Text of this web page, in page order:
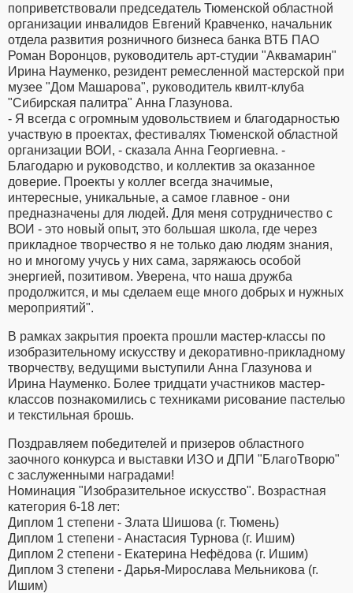
поприветствовали председатель Тюменской областной
организации инвалидов Евгений Кравченко, начальник
отдела развития розничного бизнеса банка ВТБ ПАО
Роман Воронцов, руководитель арт-студии "Аквамарин"
Ирина Науменко, резидент ремесленной мастерской при
музее "Дом Машарова", руководитель квилт-клуба
"Сибирская палитра" Анна Глазунова.
- Я всегда с огромным удовольствием и благодарностью
участвую в проектах, фестивалях Тюменской областной
организации ВОИ, - сказала Анна Георгиевна. -
Благодарю и руководство, и коллектив за оказанное
доверие. Проекты у коллег всегда значимые,
интересные, уникальные, а самое главное - они
предназначены для людей. Для меня сотрудничество с
ВОИ - это новый опыт, это большая школа, где через
прикладное творчество я не только даю людям знания,
но и многому учусь у них сама, заряжаюсь особой
энергией, позитивом. Уверена, что наша дружба
продолжится, и мы сделаем еще много добрых и нужных
мероприятий".
В рамках закрытия проекта прошли мастер-классы по
изобразительному искусству и декоративно-прикладному
творчеству, ведущими выступили Анна Глазунова и
Ирина Науменко. Более тридцати участников мастер-
классов познакомились с техниками рисование пастелью
и текстильная брошь.
Поздравляем победителей и призеров областного
заочного конкурса и выставки ИЗО и ДПИ "БлагоТворю"
с заслуженными наградами!
Номинация "Изобразительное искусство". Возрастная
категория 6-18 лет:
Диплом 1 степени - Злата Шишова (г. Тюмень)
Диплом 1 степени - Анастасия Турнова (г. Ишим)
Диплом 2 степени - Екатерина Нефёдова (г. Ишим)
Диплом 3 степени - Дарья-Мирослава Мельникова (г.
Ишим)